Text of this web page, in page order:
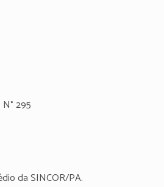
295
da SINCOR/PA.